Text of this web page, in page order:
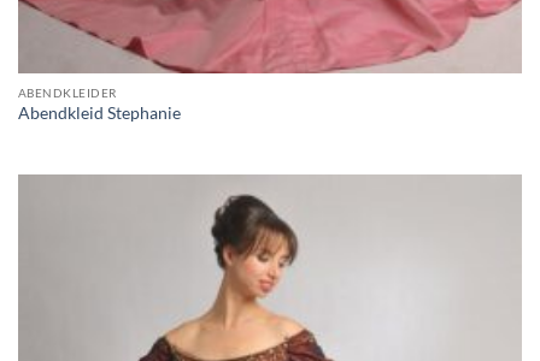
ABENDKLEIDER
Abendkleid Stephanie